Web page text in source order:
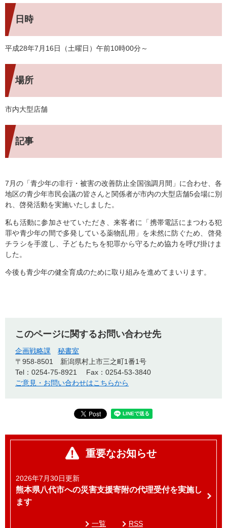
日時
平成28年7月16日（土曜日）午前10時00分～
場所
市内大型店舗
記事
7月の「青少年の非行・被害の改善防止全国強調月間」に合わせ、各
地区の青少年市民会議の皆さんと関係者が市内の大型店舗5会場に別
れ、啓発活動を実施いたしました。
私も活動に参加させていただき、来客者に「携帯電話にまつわる犯
罪や青少年の間で多発している薬物乱用」を未然に防ぐため、啓発
チラシを手渡し、子どもたちを犯罪から守るため協力を呼び掛けま
した。
今後も青少年の健全育成のために取り組みを進めてまいります。
このページに関するお問い合わせ先
企画戦略課
秘書室
〒958-8501
新潟県村上市三之町1番1号
Tel：0254-75-8921
Fax：0254-53-3840
ご意見・お問い合わせはこちらから
重要なお知らせ
2026年7月30日更新
熊本県八代市への災害支援寄附の代理受付を実施し
ます
一覧 RSS